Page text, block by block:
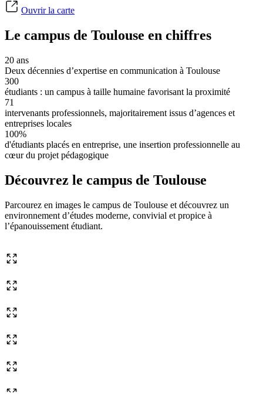
Ouvrir la carte
Le campus de Toulouse en chiffres
20 ans
Deux décennies d’expertise en communication à Toulouse
300
étudiants : un campus à taille humaine favorisant la proximité
71
intervenants professionnels, majoritairement issus d’agences et
entreprises locales
100%
d'étudiants placés en entreprise, une insertion professionnelle au
cœur du projet pédagogique
Découvrez le campus de Toulouse
Parcourez en images le campus de Toulouse et découvrez un
environnement d’études moderne, convivial et propice à
l’épanouissement étudiant.